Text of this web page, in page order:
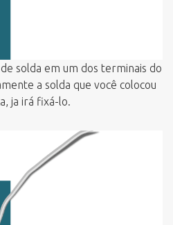
solda em um dos terminais do
a solda que você colocou
ja irá fixá-lo.